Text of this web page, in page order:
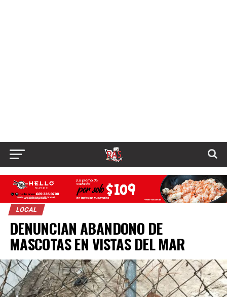
LOCAL
DENUNCIAN ABANDONO DE
MASCOTAS EN VISTAS DEL MAR